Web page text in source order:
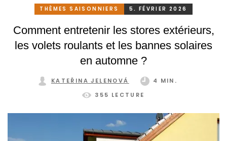
modernes. Ils conviennent aux appartements, aux maisons
modèles, il existe des solutions pour presque tous les
types de fenêtres, y compris les portes-fenêtres et les
grandes fenêtres.
THÈMES SAISONNIERS 5. FÉVRIER 2026
Comment entretenir les stores extérieurs,
les volets roulants et les bannes solaires
en automne ?
KATEŘINA JELENOVÁ
4 MIN.
355 LECTURE